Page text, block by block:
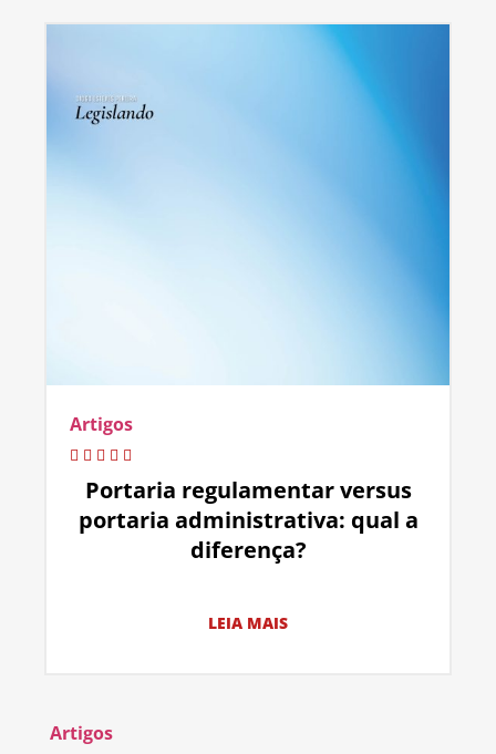
Artigos
Portaria regulamentar versus
portaria administrativa: qual a
diferença?
LEIA MAIS
Artigos